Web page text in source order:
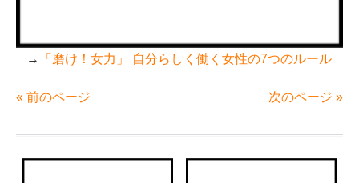
→ 「磨け！女力」 自分らしく働く女性の7つのルール
« 前のページ 次のページ »